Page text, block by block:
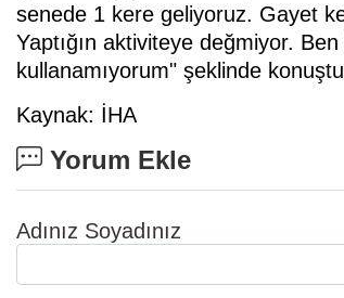
senede 1 kere geliyoruz. Gayet
Yaptığın aktiviteye değmiyor.
kullanamıyorum" şeklinde
Kaynak: İHA
Yorum Ekle
Adınız Soyadınız